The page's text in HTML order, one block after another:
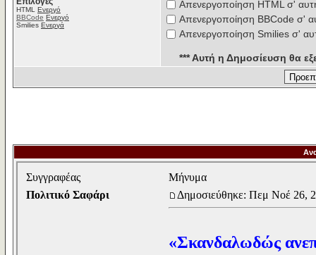
HTML Ενεργό
BBCode Ενεργό
Smilies Ενεργά
Απενεργοποίηση HTML σ'
Απενεργοποίηση BBCode σ'
Απενεργοποίηση Smilies σ'
*** Αυτή η Δημοσίευση θα